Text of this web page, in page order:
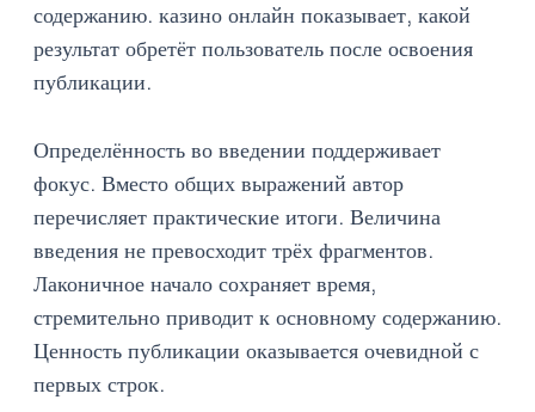
содержанию. казино онлайн показывает, какой
результат обретёт пользователь после освоения
публикации.
Определённость во введении поддерживает
фокус. Вместо общих выражений автор
перечисляет практические итоги. Величина
введения не превосходит трёх фрагментов.
Лаконичное начало сохраняет время,
стремительно приводит к основному содержанию.
Ценность публикации оказывается очевидной с
первых строк.